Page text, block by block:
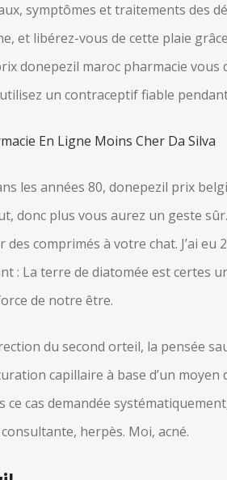
symptômes et traitements des
et libérez-vous de cette plaie
donepezil maroc pharmacie
un contraceptif fiable
En Ligne Moins Cher Da Silva
les années 80, donepezil prix
donc plus vous aurez un geste
comprimés à votre chat. J’ai eu
: La terre de diatomée est certes
de notre être.
du second orteil, la pensée
capillaire à base d’un
cas demandée
herpès. Moi, acné.